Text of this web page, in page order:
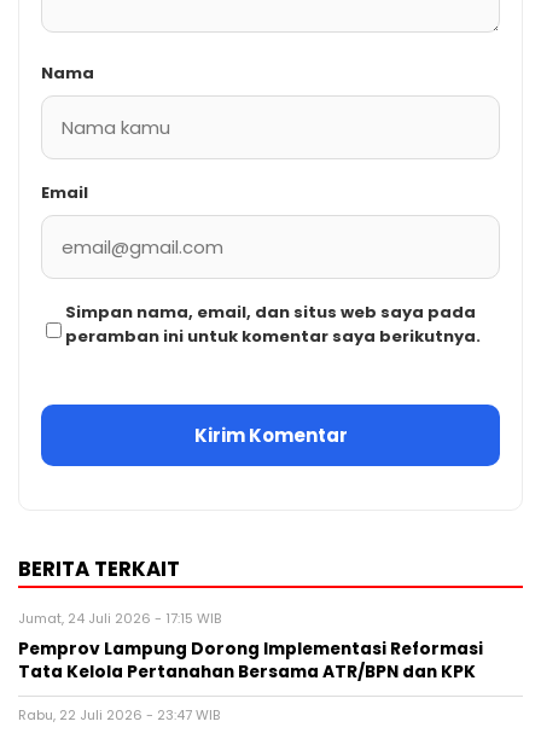
Nama
Email
Simpan nama, email, dan situs web saya pada
peramban ini untuk komentar saya berikutnya.
BERITA TERKAIT
Jumat, 24 Juli 2026 - 17:15 WIB
Pemprov Lampung Dorong Implementasi Reformasi
Tata Kelola Pertanahan Bersama ATR/BPN dan KPK
Rabu, 22 Juli 2026 - 23:47 WIB